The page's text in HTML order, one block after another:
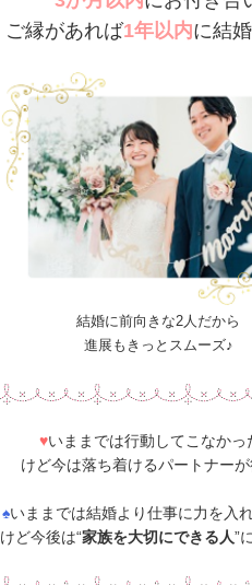
ご縁があれば1年以内に結
結婚に前向きな2人だから
進展もきっとスムーズ♪
♥いままでは行動してこなかっ
けど今は落ち着けるパートナー
♠いままでは結婚より仕事に力を入れ
けど今後は“家族を大切にできる人”